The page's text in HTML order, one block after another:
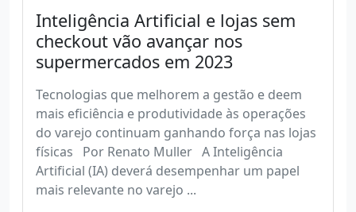
Inteligência Artificial e lojas sem
checkout vão avançar nos
supermercados em 2023
Tecnologias que melhorem a gestão e deem
mais eficiência e produtividade às operações
do varejo continuam ganhando força nas lojas
físicas Por Renato Muller A Inteligência
Artificial (IA) deverá desempenhar um papel
mais relevante no varejo ...